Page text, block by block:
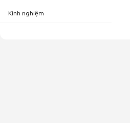
Kinh nghiệm